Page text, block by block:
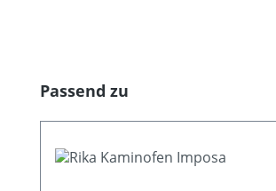
Produktgalerie überspringen
Passend zu